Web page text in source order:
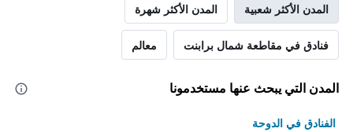
المدن الأكثر شعبية المدن الأكثر شهرة
فنادق في مقاطعة شمال برابنت معالم
المدن التي يبحث عنها مستخدمونا
الفنادق في الدوحة